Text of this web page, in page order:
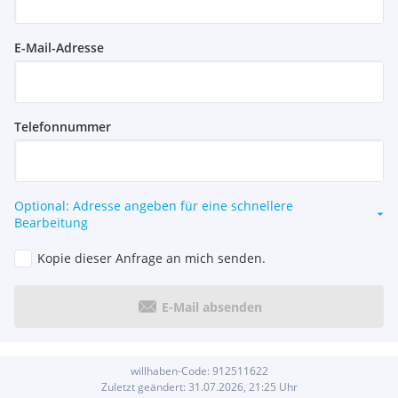
Die Freischaltung für Telefon, Fernseh- und
Internetanschluss hat der Eigentümer beim Netzanbieter
Türsprechanlage/Klingel mit Videofunktion
die Kabeltrasse zum Nachrüsten einer E-Ladestation.
Die Wohnungen werden mit Rauchwarnmelder laut OIB
Richtlinien ausgestattet.
E-Mail-Adresse
Telefonnummer
Optional: Adresse angeben für eine schnellere
Bearbeitung
Kopie dieser Anfrage an mich senden.
E-Mail absenden
willhaben-Code: 912511622
Zuletzt geändert: 31.07.2026, 21:25 Uhr